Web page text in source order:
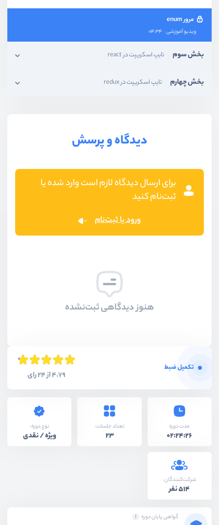
مرور enum
ویدیو آموزشی 04:34
بخش سوم تایپ اسکریپت در react
بخش چهارم تایپ اسکریپت در redux
دیدگاه و پرسش
برای ارسال دیدگاه لازم است وارد شده یا
ثبت‌نام کنید
ورود یا ثبت‌نام
هنوز دیدگاهی ثبت‌نشده
تکمیل ضبط
4.79 از 24 رای
مدت دوره
02:24:26
تعداد جلسات:
23
نوع دوره:
ویژه / نقدی
شرکت‌کنندگان:
514 نفر
گواهی پایان دوره